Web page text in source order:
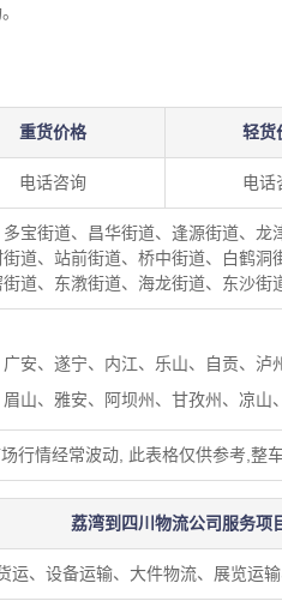
重货价格 轻货
电话咨询 电话
宝街道、昌华街道、逢源街道、龙
道、站前街道、桥中街道、白鹤洞
道、东漖街道、海龙街道、东沙街
安、遂宁、内江、乐山、自贡、泸
山、雅安、阿坝州、甘孜州、凉山
行情经常波动, 此表格仅供参考,整
荔湾到四川物流公司服务项
运、设备运输、大件物流、展览运